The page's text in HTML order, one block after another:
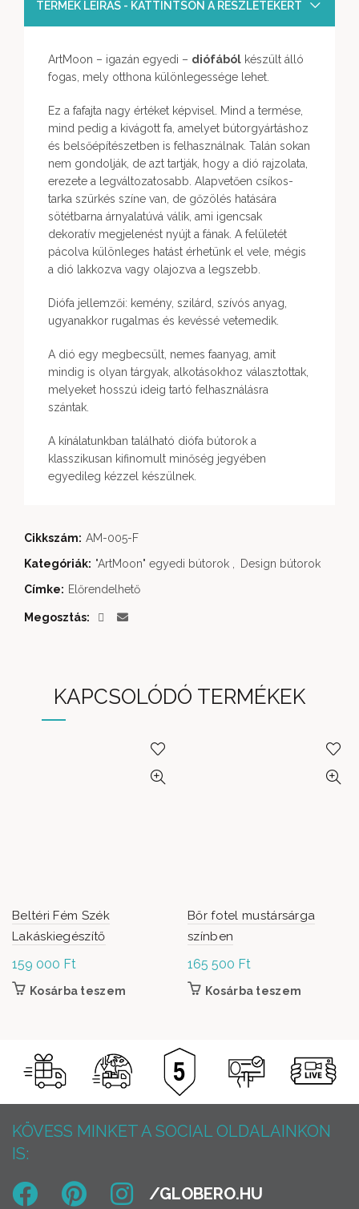
TERMÉK LEÍRÁS - KATTINTSON A RÉSZLETEKÉRT
ArtMoon – igazán egyedi – diófából készült álló
fogas, mely otthona különlegessége lehet.
Ez a fafajta nagy értéket képvisel. Mind a termése,
mind pedig a kivágott fa, amelyet bútorgyártáshoz
és belsőépítészetben is felhasználnak. Talán sokan
nem gondolják, de azt tartják, hogy a dió rajzolata,
erezete a legváltozatosabb. Alapvetően csíkos-
tarka szürkés színe van, de gőzölés hatására
sötétbarna árnyalatúvá válik, ami igencsak
dekoratív megjelenést nyújt a fának. A felületét
pácolva különleges hatást érhetünk el vele, mégis
a dió lakkozva vagy olajozva a legszebb.
Diófa jellemzői: kemény, szilárd, szívós anyag,
ugyanakkor rugalmas és kevéssé vetemedik.
A dió egy megbecsült, nemes faanyag, amit
mindig is olyan tárgyak, alkotásokhoz választottak,
melyeket hosszú ideig tartó felhasználásra
szántak.
A kínálatunkban található diófa bútorok a
klasszikusan kifinomult minőség jegyében
egyedileg kézzel készülnek.
Cikkszám: AM-005-F
Kategóriák: "ArtMoon" egyedi bútorok
Design bútorok
Címke: Előrendelhető
Megosztás
KAPCSOLÓDÓ TERMÉKEK
Beltéri Fém Szék
Lakáskiegészítő
159 000 Ft
Kosárba teszem
Bőr fotel mustársárga
színben
165 500 Ft
Kosárba teszem
KÖVESS MINKET A SOCIAL OLDALAINKON
IS: